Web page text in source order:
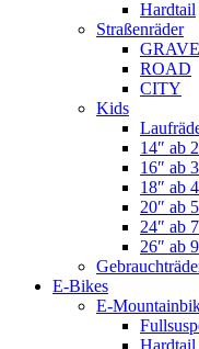
Hardtail
Straßenräder
ROAD
CITY
Kids
14″ ab
16″ ab
18″ ab
20″ ab
24″ ab
26″ ab
E-Bikes
E-
Hardtail